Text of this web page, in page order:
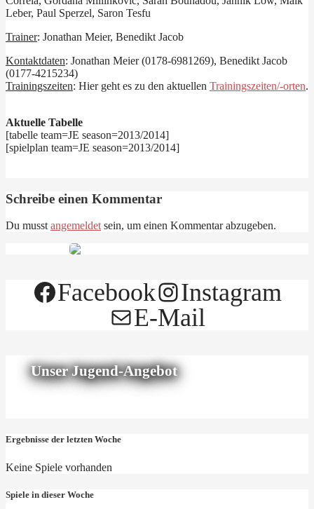
Leber, Paul Sperzel, Saron Tesfu
Trainer: Jonathan Meier, Benedikt Jacob
Kontaktdaten: Jonathan Meier (0178-6981269), Benedikt Jacob
(0177-4215234)
Trainingszeiten: Hier geht es zu den aktuellen Trainingszeiten/-orten.
Aktuelle Tabelle
[tabelle team=JE season=2013/2014]
[spielplan team=JE season=2013/2014]
Schreibe einen Kommentar
Du musst angemeldet sein, um einen Kommentar abzugeben.
Facebook
Instagram
E-Mail
Unser Jugend-Angebot
Ergebnisse der letzten Woche
Keine Spiele vorhanden
Spiele in dieser Woche